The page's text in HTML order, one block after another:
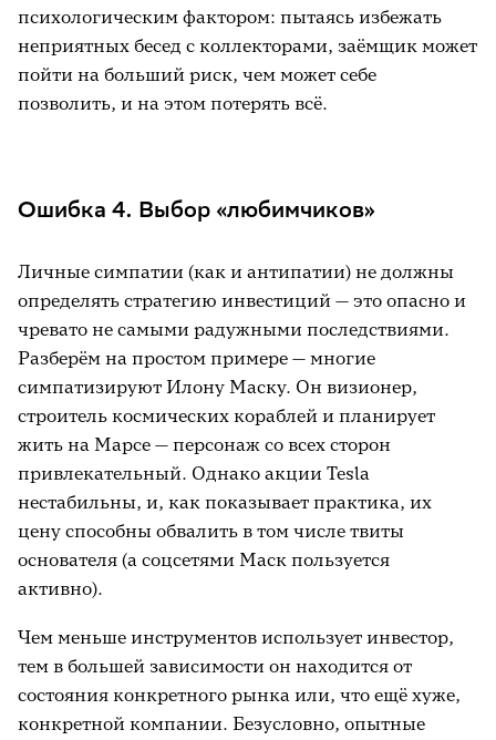
психологическим фактором: пытаясь избежать
неприятных бесед с коллекторами, заёмщик может
пойти на больший риск, чем может себе
позволить, и на этом потерять всё.
Ошибка 4. Выбор «любимчиков»
Личные симпатии (как и антипатии) не должны
определять стратегию инвестиций — это опасно и
чревато не самыми радужными последствиями.
Разберём на простом примере — многие
симпатизируют Илону Маску. Он визионер,
строитель космических кораблей и планирует
жить на Марсе — персонаж со всех сторон
привлекательный. Однако акции Tesla
нестабильны, и, как показывает практика, их
цену способны обвалить в том числе твиты
основателя (а соцсетями Маск пользуется
активно).
Чем меньше инструментов использует инвестор,
тем в большей зависимости он находится от
состояния конкретного рынка или, что ещё хуже,
конкретной компании. Безусловно, опытные